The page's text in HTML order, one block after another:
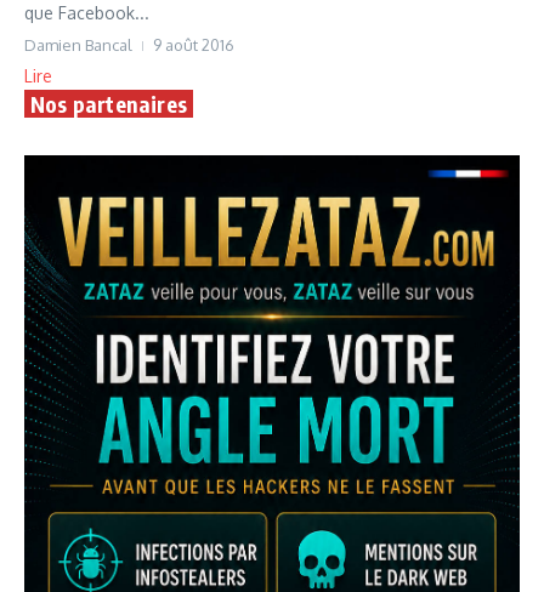
que Facebook...
Damien Bancal 9 août 2016
Lire
Nos partenaires